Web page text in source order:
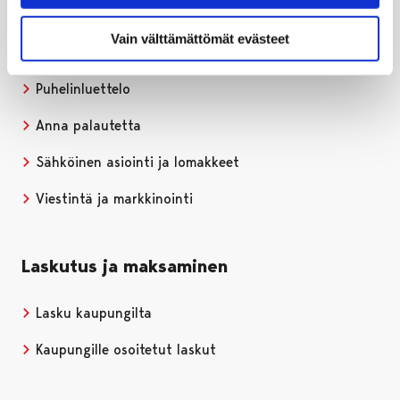
Vain välttämättömät evästeet
Ota yhteyttä
Puhelinluettelo
Anna palautetta
Sähköinen asiointi ja lomakkeet
Viestintä ja markkinointi
Laskutus ja maksaminen
Lasku kaupungilta
Kaupungille osoitetut laskut